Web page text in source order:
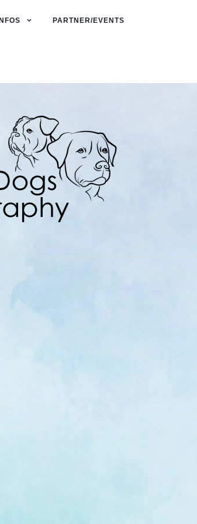
INFOS PARTNER/EVENTS